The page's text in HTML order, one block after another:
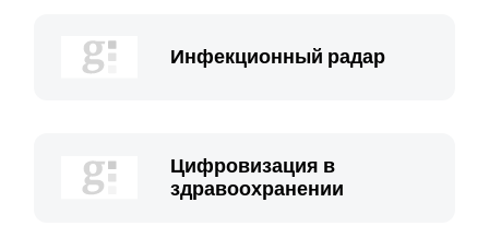
Инфекционный радар
Цифровизация в
здравоохранении